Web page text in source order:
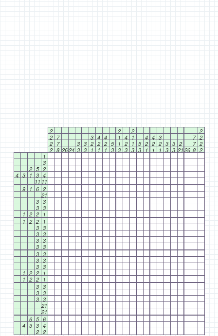
2 2 2
2
2 7 3 4 4 1 4 1 4 4 3 7 2
2 7 3 3 2 2 2 5 1 2 1 5 2 2 2 3 3 2 7 2
2 8 2624 3 3 1 1 1 3 3 3 3 3 1 1 1 3 3 21 26 8 2
1
3
2 5 2
4 3 1 3 4
11 11
9
1 6 2
21
3 3
3 3
1 2 2
1
1 2 2
1
3 3
3 3
3 3
3 3
3 3
3 3
3 3
1 2 2
1
1 2 2
1
3 3
3 3
3 3
21
21
6 5 6
4 3 3 4
2 2